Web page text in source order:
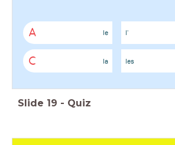
A le l'
C la les
Slide 19 - Quiz